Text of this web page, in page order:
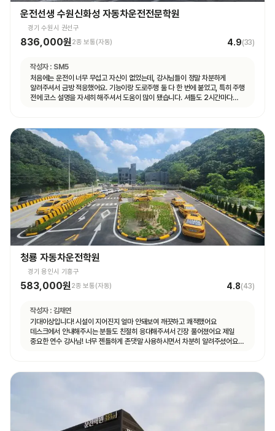
운전선생 수원신화성 자동차운전전문학원
경기 수원시 권선구
836,000원 2종 보통(자동) 4.9(33)
작성자 : SM5
처음에는 운전이 너무 무섭고 자신이 없었는데, 강사님들이 정말 차분하게
알려주셔서 금방 적응했어요. 기능이랑 도로주행 둘 다 한 번에 붙었고, 특히 주행
전에 코스 설명을 자세히 해주셔서 도움이 많이 됐습니다. 셔틀도 2시간마다
청룡 자동차운전학원
경기 용인시 기흥구
583,000원 2종 보통(자동) 4.8(43)
작성자 : 김채연
기대이상입니다! 시설이 지어진지 얼마 안돼보여 깨끗하고 쾌적했어요
데스크에서 안내해주시는 분들도 친절히 응대해주셔서 긴장 풀어졌어요 제일
중요한 연수 강사님! 너무 젠틀하게 존댓말 사용하시면서 차분히 알려주셨어요